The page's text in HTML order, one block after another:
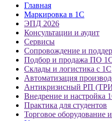
Главная
Маркировка в 1С
ЭПД 2026
Консультации и аудит
Сервисы
Сопровождение и
Подбор и продажа ПО
Склады и логистика с 1С
Автоматизация
Антикризисный РП
Внедрение и настройка
Практика для студентов
Торговое оборудование